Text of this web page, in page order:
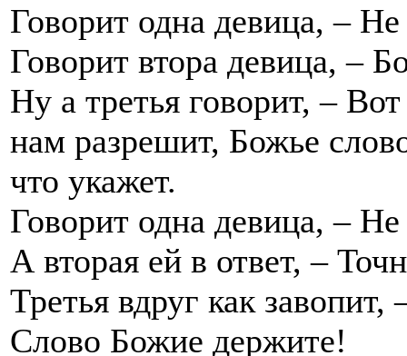
Говорит одна девица, –
Говорит втора девица, –
Ну а третья говорит, –
нам разрешит, Божье
что укажет.
Говорит одна девица, –
А вторая ей в ответ, –
Третья вдруг как
Слово Божие держите!